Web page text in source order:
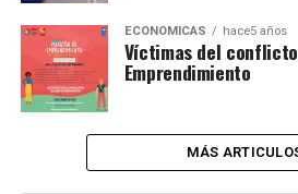
ECONÓMICAS hace5 años
Víctimas del
Emprendimiento
MÁS